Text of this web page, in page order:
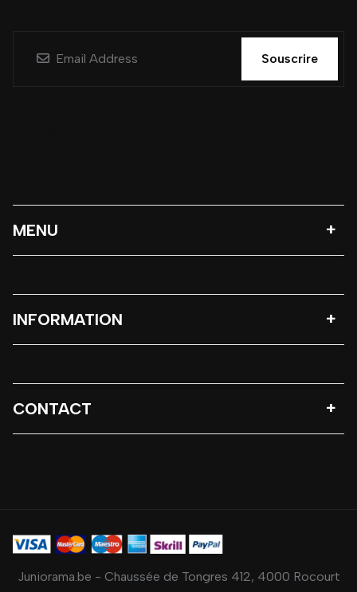
Souscrire
MENU
INFORMATION
CONTACT
Juniorama.be - Chaussée de Tongres 412, 4000 Rocourt